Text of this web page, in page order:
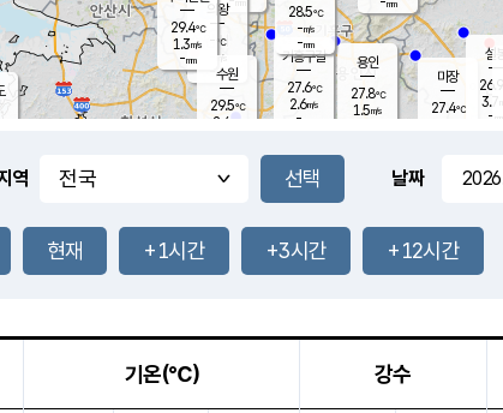
9.0mm
-mm
용인
27.8℃
1.5m/s
mm
25.0
℃
27.2℃
0.9m/s
-mm
마장
27.4℃
의왕
- ℃
m/s
mm
설봉
26.9
3.7
- mm
-mm
기흥구갈
27.6℃
2.6m/s
-
29.4℃
1.3m/s
-mm
28.5℃
-m/s
-mm
수원
29.5℃
2.4 m/s
역 날짜
현재 +1시간 +3시간 +12시간
기온(℃) 강수